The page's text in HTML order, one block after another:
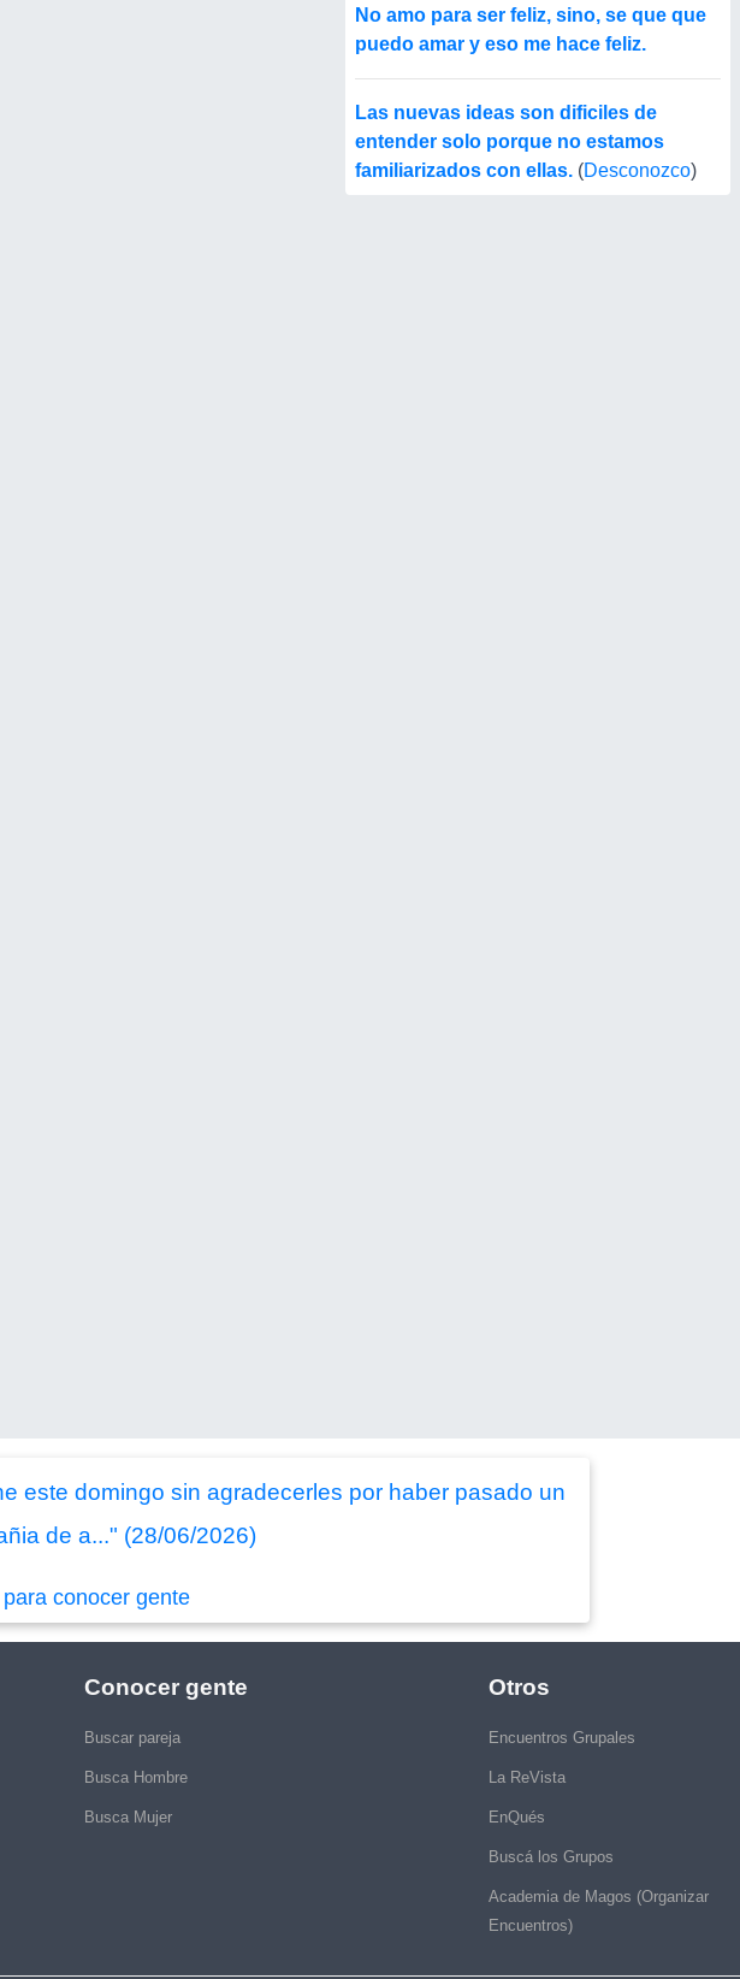
No amo para ser feliz, sino, se que que
puedo amar y eso me hace feliz.
Las nuevas ideas son dificiles de
entender solo porque no estamos
familiarizados con ellas. (Desconozco)
este domingo sin agradecerles por haber pasado un
de a..." (28/06/2026)
conocer gente
Conocer gente
Buscar pareja
Busca Hombre
Busca Mujer
Otros
Encuentros Grupales
La ReVista
EnQués
Buscá los Grupos
Academia de Magos (Organizar
Encuentros)